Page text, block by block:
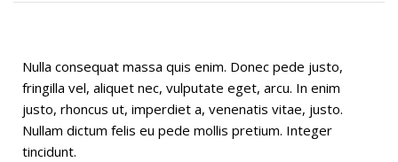
Nulla consequat massa quis enim. Donec pede justo,
fringilla vel, aliquet nec, vulputate eget, arcu. In enim
justo, rhoncus ut, imperdiet a, venenatis vitae, justo.
Nullam dictum felis eu pede mollis pretium. Integer
tincidunt.